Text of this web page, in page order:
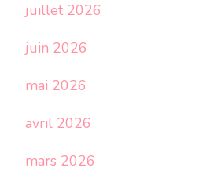
juillet 2026
juin 2026
mai 2026
avril 2026
mars 2026